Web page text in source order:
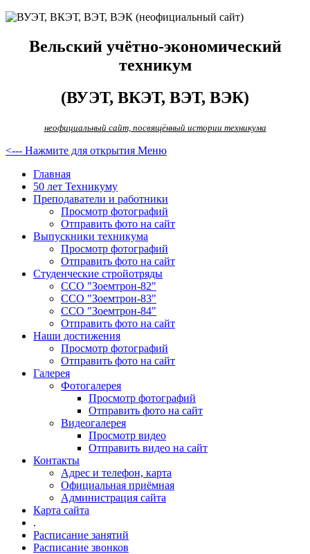
Вельский учётно-экономический
техникум
(ВУЭТ, ВКЭТ, ВЭТ, ВЭК)
неофициальный сайт, посвящённый истории техникума
<--- Нажмите для открытия Меню
Главная
50 лет Техникуму
Преподаватели и работники
Просмотр фотографий
Отправить фото на сайт
Выпускники техникума
Просмотр фотографий
Отправить фото на сайт
Студенческие стройотряды
ССО "Зоемтрон-82"
ССО "Зоемтрон-83"
ССО "Зоемтрон-84"
Отправить фото на сайт
Наши достижения
Просмотр фотографий
Отправить фото на сайт
Галерея
Фотогалерея
Просмотр фотографий
Отправить фото на сайт
Видеогалерея
Просмотр видео
Отправить видео на сайт
Контакты
Адрес и телефон, карта
Официальная приёмная
Администрация сайта
Карта сайта
.
Расписание занятий
Расписание звонков